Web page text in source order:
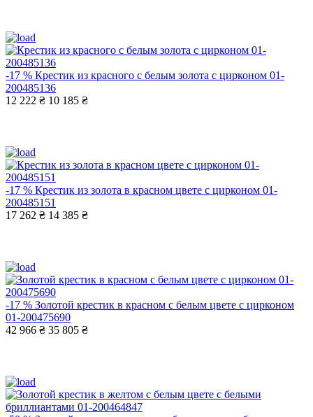
-17 % Крестик из красного с белым золота с цирконом 01-
200485136
12 222 ₴ 10 185 ₴
-17 % Крестик из золота в красном цвете с цирконом 01-
200485151
17 262 ₴ 14 385 ₴
-17 % Золотой крестик в красном с белым цвете с цирконом
01-200475690
42 966 ₴ 35 805 ₴